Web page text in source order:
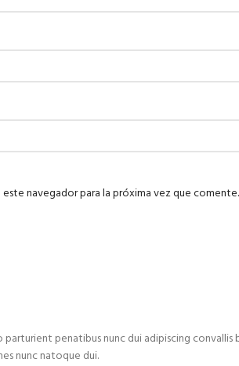
navegador para la próxima vez que comente.
penatibus nunc dui adipiscing
nunc natoque dui.